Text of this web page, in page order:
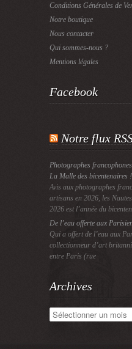
Conditions Générales de
Notre boutique
Nous contacter
Qui sommes-nous ?
Mentions légales
Facebook
Notre flux
Photographes
La Malle des bicentenaires !
Avis aux photographes
artisans en 2026, les
2026 est l’année du
De l’eau offerte aux
Qui a offert de l’eau aux
collectionneur d’art
entre Paris (rue
Archives
Archives